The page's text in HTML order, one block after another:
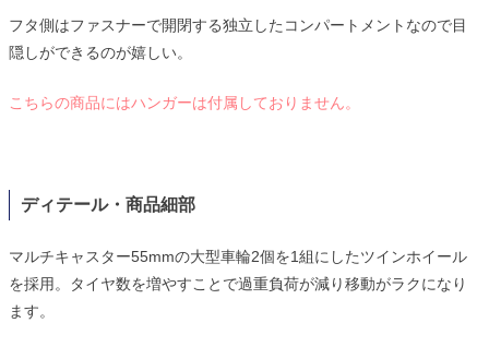
フタ側はファスナーで開閉する独立したコンパートメントなので目
隠しができるのが嬉しい。
こちらの商品にはハンガーは付属しておりません。
ディテール・商品細部
マルチキャスター55mmの大型車輪2個を1組にしたツインホイール
を採用。タイヤ数を増やすことで過重負荷が減り移動がラクになり
ます。